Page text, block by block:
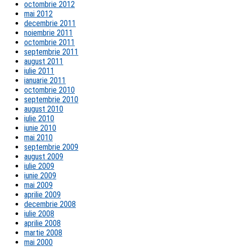
octombrie 2012
mai 2012
decembrie 2011
noiembrie 2011
octombrie 2011
septembrie 2011
august 2011
iulie 2011
ianuarie 2011
octombrie 2010
septembrie 2010
august 2010
iulie 2010
iunie 2010
mai 2010
septembrie 2009
august 2009
iulie 2009
iunie 2009
mai 2009
aprilie 2009
decembrie 2008
iulie 2008
aprilie 2008
martie 2008
mai 2000